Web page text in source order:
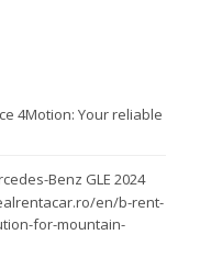
4Motion: Your reliable
Benz GLE 2024
en/b-rent-
for-mountain-